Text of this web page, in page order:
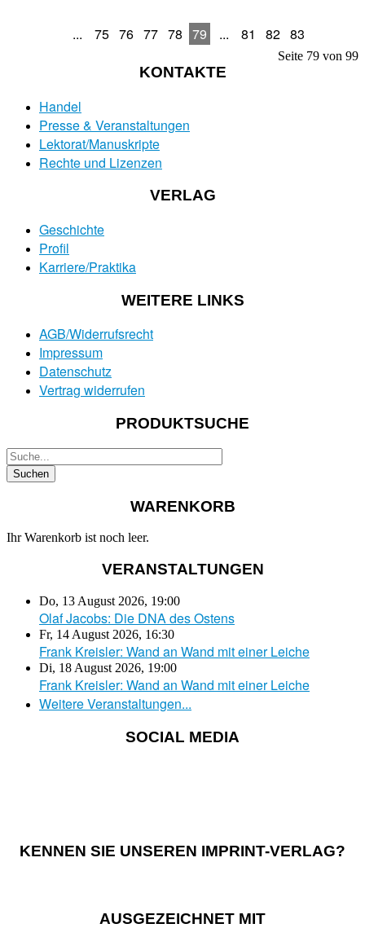
... 75 76 77 78 79 ... 81 82 83
Seite 79 von 99
KONTAKTE
Handel
Presse & Veranstaltungen
Lektorat/Manuskripte
Rechte und Lizenzen
VERLAG
Geschichte
Profil
Karriere/Praktika
WEITERE LINKS
AGB/Widerrufsrecht
Impressum
Datenschutz
Vertrag widerrufen
PRODUKTSUCHE
WARENKORB
Ihr Warenkorb ist noch leer.
VERANSTALTUNGEN
Do, 13 August 2026, 19:00
Olaf Jacobs: Die DNA des Ostens
Fr, 14 August 2026, 16:30
Frank Kreisler: Wand an Wand mit einer Leiche
Di, 18 August 2026, 19:00
Frank Kreisler: Wand an Wand mit einer Leiche
Weitere Veranstaltungen...
SOCIAL MEDIA
KENNEN SIE UNSEREN IMPRINT-VERLAG?
AUSGEZEICHNET MIT